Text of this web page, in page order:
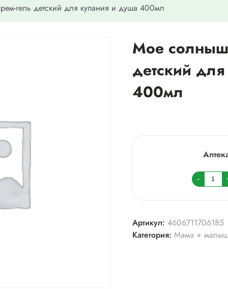
гель детский для купания и душа 400мл
Мое
детский
400мл
-
товара
Мое
крем-
гель
Артикул: 4606711706185
Категория: Мама +